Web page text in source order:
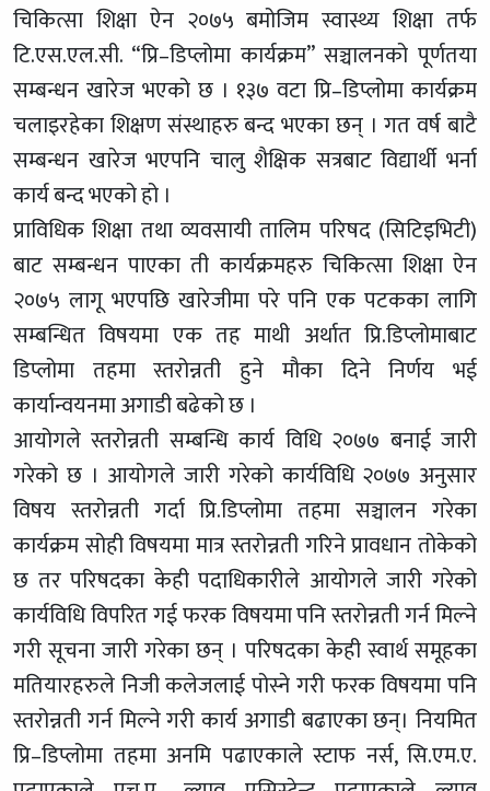
चिकित्सा शिक्षा ऐन २०७५ बमोजिम स्वास्थ्य शिक्षा तर्फ
टि.एस.एल.सी. “प्रि–डिप्लोमा कार्यक्रम” सञ्चालनको पूर्णतया
सम्बन्धन खारेज भएको छ । १३७ वटा प्रि–डिप्लोमा कार्यक्रम
चलाइरहेका शिक्षण संस्थाहरु बन्द भएका छन् । गत वर्ष बाटै
सम्बन्धन खारेज भएपनि चालु शैक्षिक सत्रबाट विद्यार्थी भर्ना
कार्य बन्द भएको हो ।
प्राविधिक शिक्षा तथा व्यवसायी तालिम परिषद (सिटिइभिटी)
बाट सम्बन्धन पाएका ती कार्यक्रमहरु चिकित्सा शिक्षा ऐन
२०७५ लागू भएपछि खारेजीमा परे पनि एक पटकका लागि
सम्बन्धित विषयमा एक तह माथी अर्थात प्रि.डिप्लोमाबाट
डिप्लोमा तहमा स्तरोन्नती हुने मौका दिने निर्णय भई
कार्यान्वयनमा अगाडी बढेको छ ।
आयोगले स्तरोन्नती सम्बन्धि कार्य विधि २०७७ बनाई जारी
गरेको छ । आयोगले जारी गरेको कार्यविधि २०७७ अनुसार
विषय स्तरोन्नती गर्दा प्रि.डिप्लोमा तहमा सञ्चालन गरेका
कार्यक्रम सोही विषयमा मात्र स्तरोन्नती गरिने प्रावधान तोकेको
छ तर परिषदका केही पदाधिकारीले आयोगले जारी गरेको
कार्यविधि विपरित गई फरक विषयमा पनि स्तरोन्नती गर्न मिल्ने
गरी सूचना जारी गरेका छन् । परिषदका केही स्वार्थ समूहका
मतियारहरुले निजी कलेजलाई पोस्ने गरी फरक विषयमा पनि
स्तरोन्नती गर्न मिल्ने गरी कार्य अगाडी बढाएका छन्। नियमित
प्रि–डिप्लोमा तहमा अनमि पढाएकाले स्टाफ नर्स, सि.एम.ए.